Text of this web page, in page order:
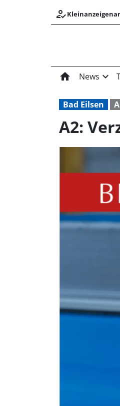
how_to_reg
home News expand_more
Bad Eilsen
A2: